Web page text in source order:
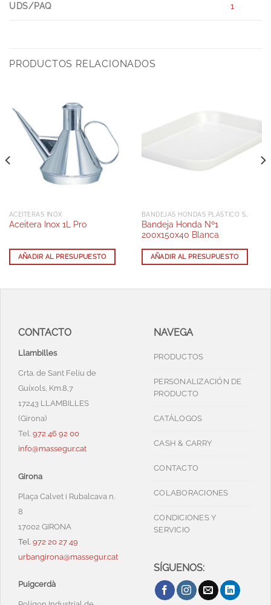
UDS/PAQ 1
PRODUCTOS RELACIONADOS
ACEITERAS INOX
Aceitera Inox 1L Pro
AÑADIR AL PRESUPUESTO
Bandeja Honda Nº1
200x150x40 Blanca
AÑADIR AL PRESUPUESTO
CONTACTO
Llambilles
Crta. de Sant Feliu de
Guíxols, Km.8,7
17243 LLAMBILLES
(Girona)
Tel. 972 46 92 00
info@massegur.cat
Girona
Plaça Calvet i Rubalcava n.
8
17002 GIRONA
Tel. 972 20 27 49
urbangirona@massegur.cat
Puigcerdà
NAVEGA
PRODUCTOS
PERSONALIZACIÓN DE
PRODUCTO
CATÁLOGOS
CASH & CARRY
CONTACTO
COLABORACIONES
CONDICIONES Y
SERVICIO
SÍGUENOS: